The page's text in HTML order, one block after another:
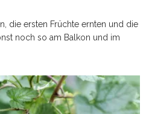
die ersten Früchte ernten und die
noch so am Balkon und im